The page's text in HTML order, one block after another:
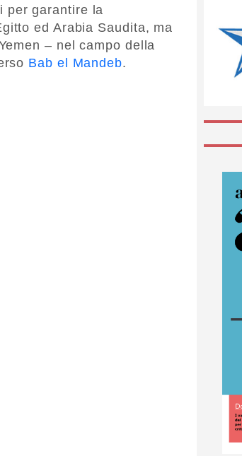
per garantire la
ed Arabia Saudita, ma
– nel campo della
Bab el Mandeb.